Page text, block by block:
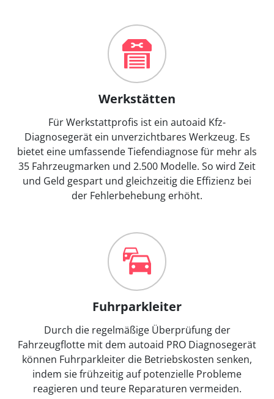
Werkstätten
Für Werkstattprofis ist ein autoaid Kfz-
Diagnosegerät ein unverzichtbares Werkzeug. Es
bietet eine umfassende Tiefendiagnose für mehr als
35 Fahrzeugmarken und 2.500 Modelle. So wird Zeit
und Geld gespart und gleichzeitig die Effizienz bei
der Fehlerbehebung erhöht.
Fuhrparkleiter
Durch die regelmäßige Überprüfung der
Fahrzeugflotte mit dem autoaid PRO Diagnosegerät
können Fuhrparkleiter die Betriebskosten senken,
indem sie frühzeitig auf potenzielle Probleme
reagieren und teure Reparaturen vermeiden.